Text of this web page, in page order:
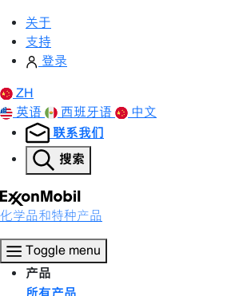
关于
支持
登录
ZH
英语
西班牙语 中文
联系我们
搜索
化学品和特种产品
Toggle menu
产品
所有产品